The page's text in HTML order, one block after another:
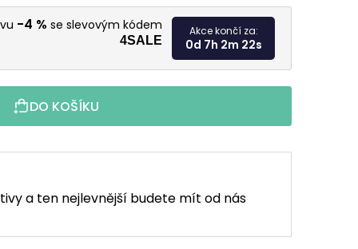
Měrná
-4 % se slevovým kódem
4SALE
Akce končí za:
0d 7h 2m 21s
DO KOŠÍKU
a ten nejlevnější budete mít od nás